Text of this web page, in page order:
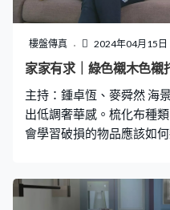
樓盤傳真 2024年04月15日
家家有求｜綠色襯木色襯
主持：鍾卓恆、麥舜然 海
出低調奢華感。梳化布種
會學習破損的物品應該如何